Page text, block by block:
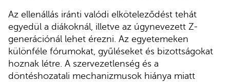
Az ellenállás iránti valódi elköteleződést tehát
egyedül a diákoknál, illetve az úgynevezett Z-
generációnál lehet érezni. Az egyetemeken
különféle fórumokat, gyűléseket és bizottságokat
hoznak létre. A szervezetlenség és a
döntéshozatali mechanizmusok hiánya miatt